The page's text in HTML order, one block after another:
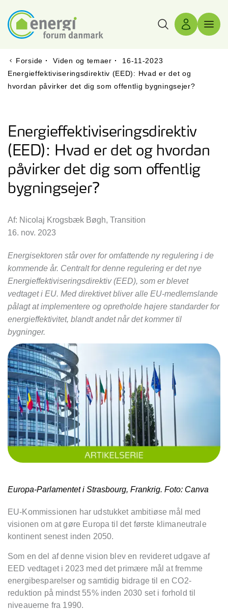
Søg Log ind
Forside · Viden og temaer ·
16-11-2023
Energieffektiviseringsdirektiv (EED): Hvad er det og
hvordan påvirker det dig som offentlig bygningsejer?
Energieffektiviseringsdirektiv
(EED): Hvad er det og hvordan
påvirker det dig som offentlig
bygningsejer?
Af: Nicolaj Krogsbæk Bøgh, Transition
16. nov. 2023
Energisektoren står over for omfattende ny regulering i de
kommende år. Centralt for denne regulering er det nye
Energieffektiviseringsdirektiv (EED), som er blevet
vedtaget i EU. Med direktivet bliver alle EU-medlemslande
pålagt at implementere og opretholde højere standarder for
energieffektivitet, blandt andet når det kommer til
bygninger.
Europa-Parlamentet i Strasbourg, Frankrig. Foto: Canva
EU-Kommissionen har udstukket ambitiøse mål med
visionen om at gøre Europa til det første klimaneutrale
kontinent senest inden 2050.
Som en del af denne vision blev en revideret udgave af
EED vedtaget i 2023 med det primære mål at fremme
energibesparelser og samtidig bidrage til en CO2-
reduktion på mindst 55% inden 2030 set i forhold til
niveauerne fra 1990.